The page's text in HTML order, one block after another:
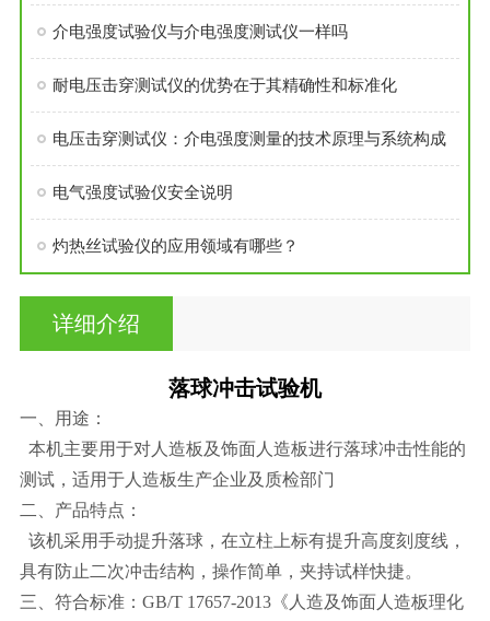
介电强度试验仪与介电强度测试仪一样吗
耐电压击穿测试仪的优势在于其精确性和标准化
电压击穿测试仪：介电强度测量的技术原理与系统构成
电气强度试验仪安全说明
灼热丝试验仪的应用领域有哪些？
详细介绍
落球冲击试验机
一、用途：
本机主要用于对人造板及饰面人造板进行落球冲击性能的
测试，适用于人造板生产企业及质检部门
二、产品特点：
该机采用手动提升落球，在立柱上标有提升高度刻度线，
具有防止二次冲击结构，操作简单，夹持试样快捷。
三、符合标准：GB/T 17657-2013《人造及饰面人造板理化